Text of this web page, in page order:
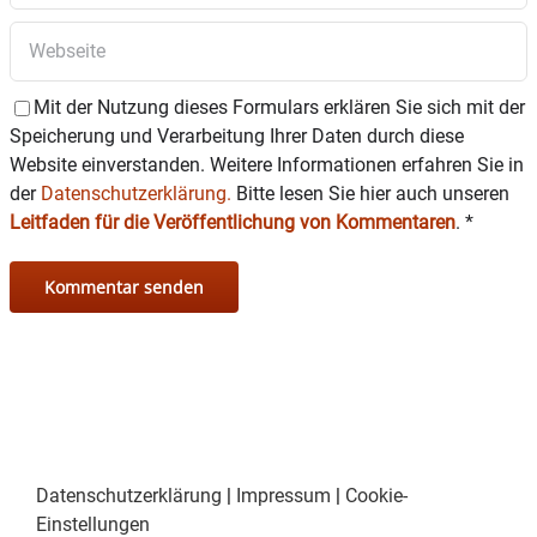
Mit der Nutzung dieses Formulars erklären Sie sich mit der
Speicherung und Verarbeitung Ihrer Daten durch diese
Website einverstanden. Weitere Informationen erfahren Sie in
der Datenschutzerklärung. Bitte lesen Sie hier auch unseren
Leitfaden für die Veröffentlichung von Kommentaren. *
Datenschutzerklärung | Impressum | Cookie-
Einstellungen